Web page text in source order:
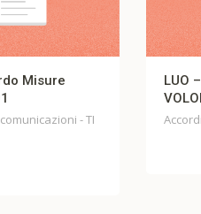
LUO – ACCORDO MOBILITA’
Accordi - LUO